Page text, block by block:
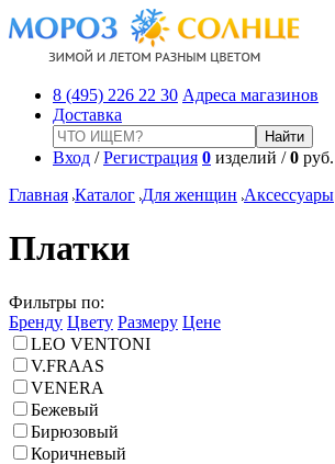
8 (495) 226 22 30 Адреса магазинов
Доставка
Вход /Регистрация 0 изделий /0 руб.
Главная Каталог Для женщин Аксессуары
Платки
Фильтры по:
Бренду Цвету Размеру Цене
LEO VENTONI
V.FRAAS
VENERA
Бежевый
Бирюзовый
Коричневый